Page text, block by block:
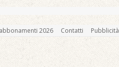
2026 Contatti Pubblicità